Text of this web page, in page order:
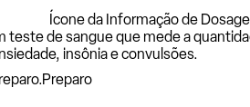
Ícone da Informação de
teste de sangue que mede a
insônia e convulsões.
Preparo